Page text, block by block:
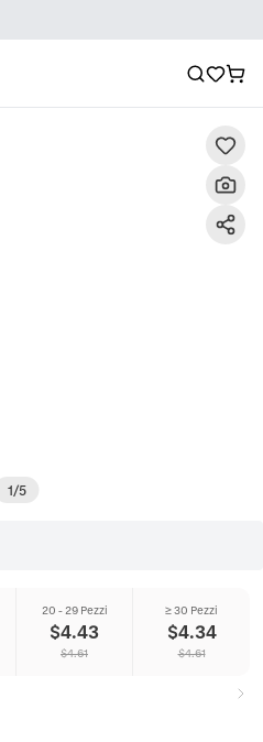
1/5
20 - 29 Pezzi
$4.43
$4.61
≥ 30 Pezzi
$4.34
$4.61